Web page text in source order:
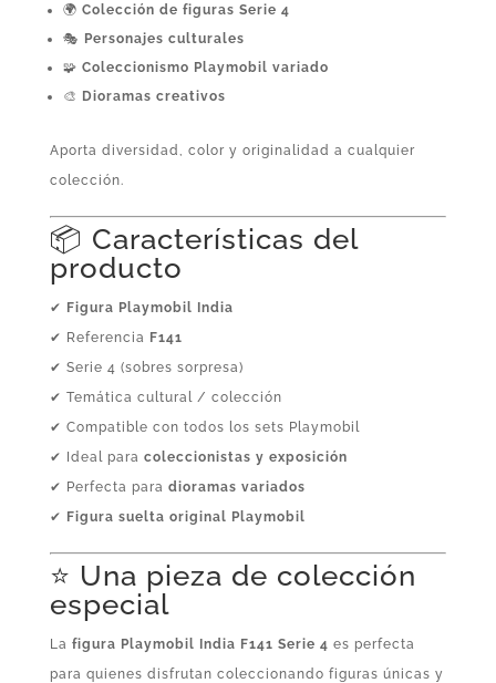
🌍 Colección de figuras Serie 4
🎭 Personajes culturales
🧩 Coleccionismo Playmobil variado
🎨 Dioramas creativos
Aporta diversidad, color y originalidad a cualquier
colección.
📦 Características del
producto
✔ Figura Playmobil India
✔ Referencia F141
✔ Serie 4 (sobres sorpresa)
✔ Temática cultural / colección
✔ Compatible con todos los sets Playmobil
✔ Ideal para coleccionistas y exposición
✔ Perfecta para dioramas variados
✔ Figura suelta original Playmobil
⭐ Una pieza de colección
especial
La figura Playmobil India F141 Serie 4 es perfecta
para quienes disfrutan coleccionando figuras únicas y